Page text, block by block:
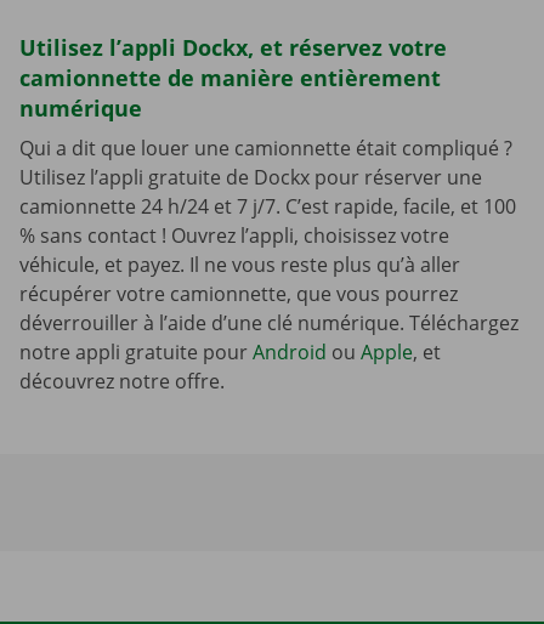
Utilisez l’appli Dockx, et réservez votre
camionnette de manière entièrement
numérique
Qui a dit que louer une camionnette était compliqué ?
Utilisez l’appli gratuite de Dockx pour réserver une
camionnette 24 h/24 et 7 j/7. C’est rapide, facile, et 100
% sans contact ! Ouvrez l’appli, choisissez votre
véhicule, et payez. Il ne vous reste plus qu’à aller
récupérer votre camionnette, que vous pourrez
déverrouiller à l’aide d’une clé numérique. Téléchargez
notre appli gratuite pourAndroid ou Apple, et
découvrez notre offre.